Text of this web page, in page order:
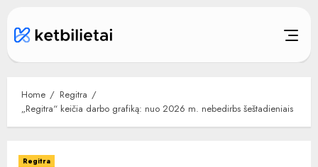
content
Home
Regitra
„Regitra“ keičia darbo grafiką: nuo 2026 m. nebedirbs šeštadieniais
Regitra